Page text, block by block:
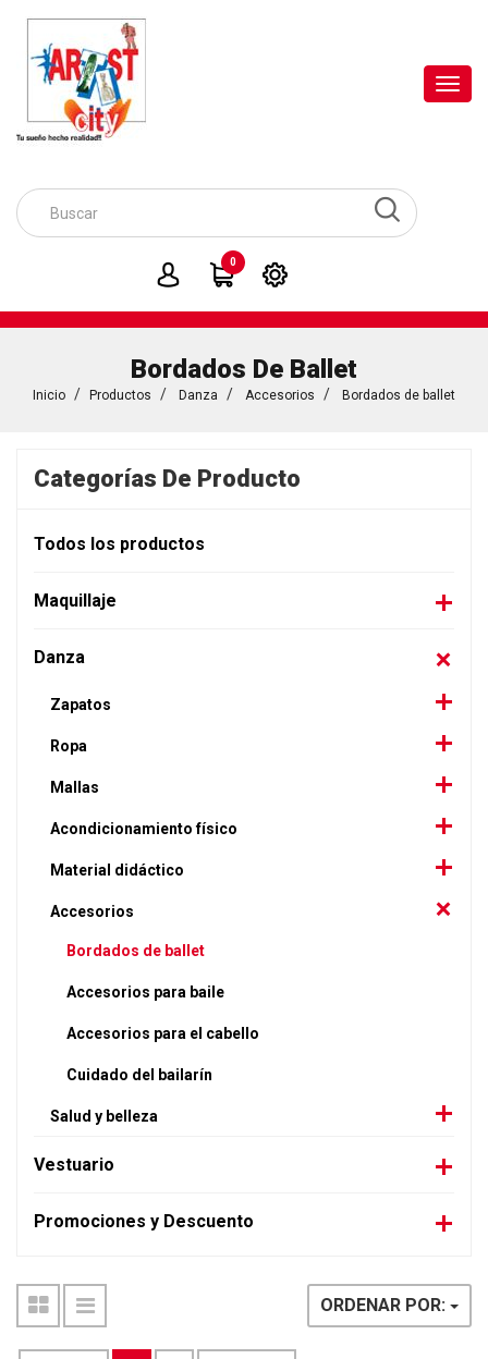
0
Bordados De Ballet
Inicio Productos Danza Accesorios Bordados de ballet
Categorías De Producto
Todos los productos
Maquillaje
Danza
Zapatos
Ropa
Mallas
Acondicionamiento físico
Material didáctico
Accesorios
Bordados de ballet
Accesorios para baile
Accesorios para el cabello
Cuidado del bailarín
Salud y belleza
Vestuario
Promociones y Descuento
ORDENAR POR: